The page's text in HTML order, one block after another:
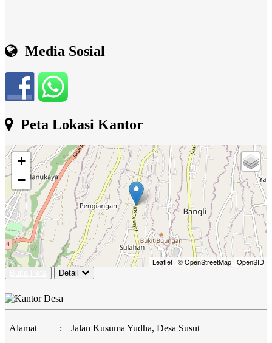
Media Sosial
Peta Lokasi Kantor
+
−
Leaflet |© OpenStreetMap | OpenSID
Detail
Alamat : Jalan Kusuma Yudha, Desa Susut